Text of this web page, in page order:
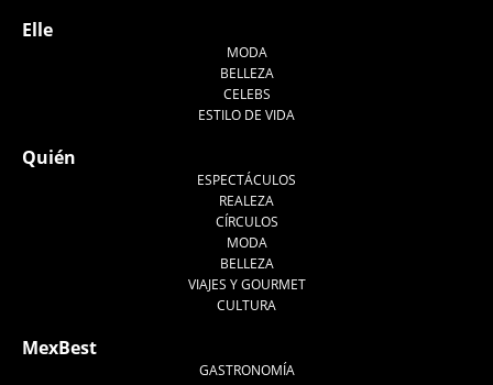
Elle
MODA
BELLEZA
CELEBS
ESTILO DE VIDA
Quién
ESPECTÁCULOS
REALEZA
CÍRCULOS
MODA
BELLEZA
VIAJES Y GOURMET
CULTURA
MexBest
GASTRONOMÍA